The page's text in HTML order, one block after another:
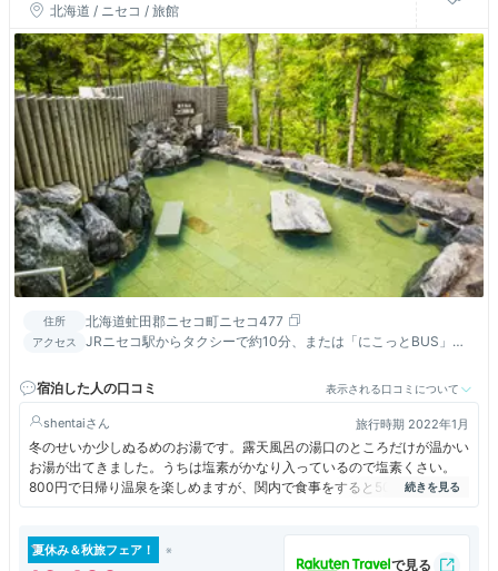
北海道 / ニセコ / 旅館
住所 北海道虻田郡ニセコ町ニセコ477
アクセス
JRニセコ駅からタクシーで約10分、または「にこっとBUS」で
コバス」で約2時間30分／札幌駅から車で約2時間、または「中
央バス 高速ニセコ号」で約3時間
宿泊した人の口コミ 表示される口コミについて
shentai 旅行時期 2022年1月
冬のせいか少しぬるめのお湯です。露天風呂の湯口のところだけが温かい
お湯が出てきました。うちは塩素がかなり入っているので塩素くさい。
800円で日帰り温泉を楽しめますが、関内で食事をすると500円の価格が
適用となります。
夏休み＆秋旅フェア！